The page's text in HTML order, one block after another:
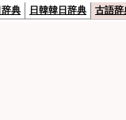
辞典 日韓韓日辞典 古語辞